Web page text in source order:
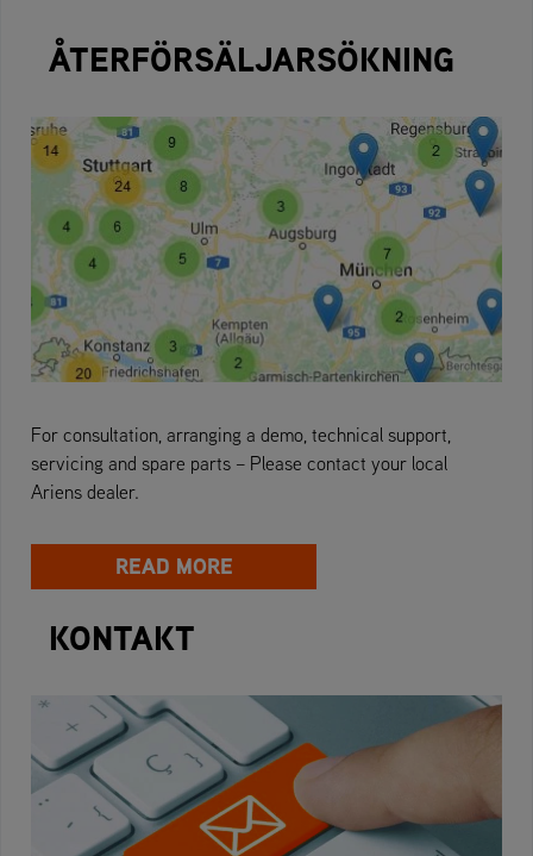
ÅTERFÖRSÄLJARSÖKNING
For consultation, arranging a demo, technical support,
servicing and spare parts – Please contact your local
Ariens dealer.
READ MORE
KONTAKT